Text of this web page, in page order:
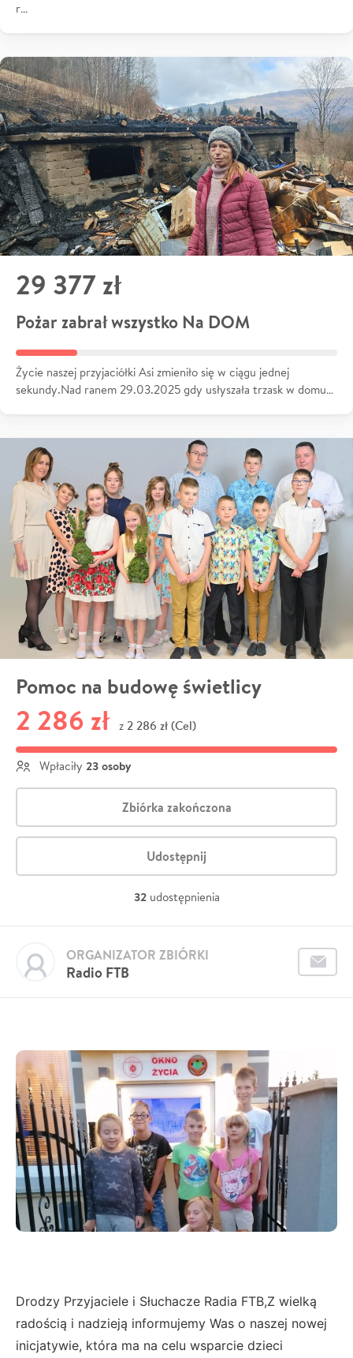
r…
29 377 zł
Pożar zabrał wszystko Na DOM
Życie naszej przyjaciółki Asi zmieniło się w ciągu jednej
sekundy.Nad ranem 29.03.2025 gdy usłyszała trzask w domu…
Pomoc na budowę świetlicy
2 286 zł z 2 286 zł (Cel)
Wpłaciły 23 osoby
Zbiórka zakończona
Udostępnij
32 udostępnienia
Radio FTB
ORGANIZATOR ZBIÓRKI
Drodzy Przyjaciele i Słuchacze Radia FTB,Z wielką
radością i nadzieją informujemy Was o naszej nowej
inicjatywie, która ma na celu wsparcie dzieci